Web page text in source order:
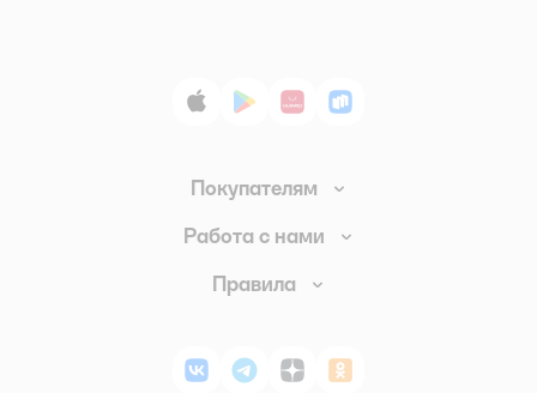
App StoreGoogle Play
AppGallery
RuStore
Покупателям
Доставка и оплата
Промокоды
Магазины
Работа с нами
Вакансии
Правила
Политика конфиденциальности
ВКонтакте
TelegramДзен Одноклассники